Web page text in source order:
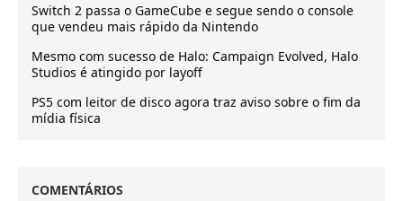
Switch 2 passa o GameCube e segue sendo o console
que vendeu mais rápido da Nintendo
Mesmo com sucesso de Halo: Campaign Evolved, Halo
Studios é atingido por layoff
PS5 com leitor de disco agora traz aviso sobre o fim da
mídia física
COMENTÁRIOS